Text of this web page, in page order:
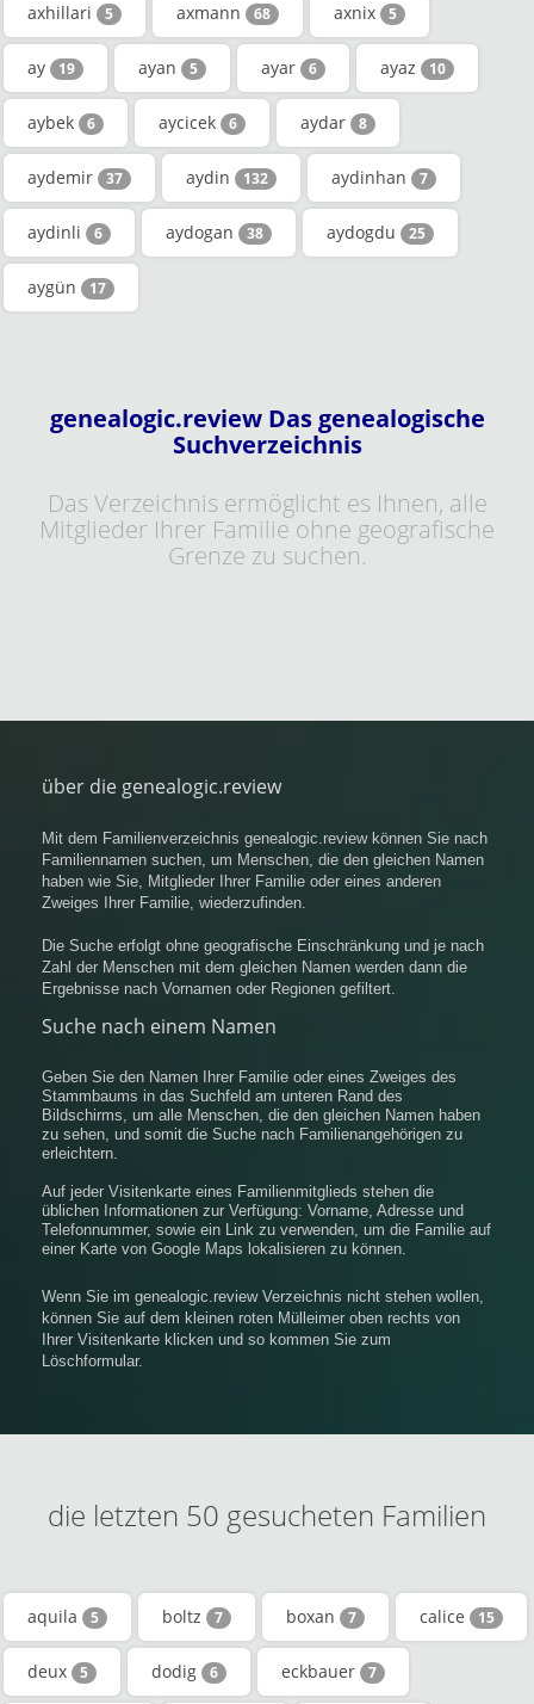
axhillari 5 axmann 68 axnix 5
ay 19 ayan 5 ayar 6 ayaz 10
aybek 6 aycicek 6 aydar 8
aydemir 37 aydin 132 aydinhan 7
aydinli 6 aydogan 38 aydogdu 25
aygün 17
genealogic.review Das genealogische
Suchverzeichnis
Das Verzeichnis ermöglicht es Ihnen, alle
Mitglieder Ihrer Familie ohne geografische
Grenze zu suchen.
über die genealogic.review
Mit dem Familienverzeichnis genealogic.review können Sie nach
Familiennamen suchen, um Menschen, die den gleichen Namen
haben wie Sie, Mitglieder Ihrer Familie oder eines anderen
Zweiges Ihrer Familie, wiederzufinden.
Die Suche erfolgt ohne geografische Einschränkung und je nach
Zahl der Menschen mit dem gleichen Namen werden dann die
Ergebnisse nach Vornamen oder Regionen gefiltert.
Suche nach einem Namen
Geben Sie den Namen Ihrer Familie oder eines Zweiges des
Stammbaums in das Suchfeld am unteren Rand des
Bildschirms, um alle Menschen, die den gleichen Namen haben
zu sehen, und somit die Suche nach Familienangehörigen zu
erleichtern.
Auf jeder Visitenkarte eines Familienmitglieds stehen die
üblichen Informationen zur Verfügung: Vorname, Adresse und
Telefonnummer, sowie ein Link zu verwenden, um die Familie auf
einer Karte von Google Maps lokalisieren zu können.
Wenn Sie im genealogic.review Verzeichnis nicht stehen wollen,
können Sie auf dem kleinen roten Mülleimer oben rechts von
Ihrer Visitenkarte klicken und so kommen Sie zum
Löschformular.
die letzten 50 gesucheten Familien
aquila 5 boltz 7 boxan 7 calice 15
deux 5 dodig 6 eckbauer 7